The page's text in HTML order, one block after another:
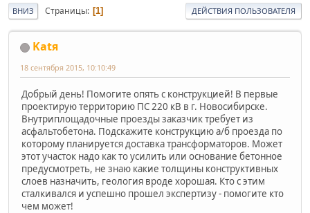
ВНИЗ Страницы 1 ДЕЙСТВИЯ ПОЛЬЗОВАТЕЛЯ
Katя
18 сентября 2015, 10:10:49
Добрый день! Помогите опять с конструкцией! В первые
проектирую территорию ПС 220 кВ в г. Новосибирске.
Внутриплощадочные проезды заказчик требует из
асфальтобетона. Подскажите конструкцию а/б проезда по
которому планируется доставка трансформаторов. Может
этот участок надо как то усилить или основание бетонное
предусмотреть, не знаю какие толщины конструктивных
слоев назначить, геология вроде хорошая. Кто с этим
сталкивался и успешно прошел экспертизу - помогите кто
чем может!